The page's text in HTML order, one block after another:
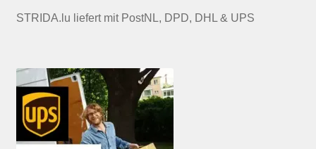
STRIDA.lu liefert mit PostNL, DPD, DHL & UPS